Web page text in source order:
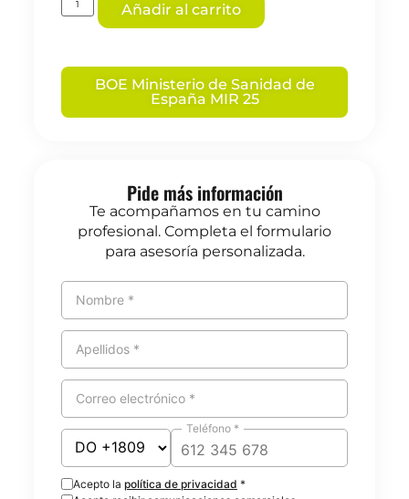
Añadir al carrito
BOE Ministerio de Sanidad de
España MIR 25
Pide más información
Te acompañamos en tu camino
profesional. Completa el formulario
para asesoría personalizada.
Nombre *
Apellidos *
Correo electrónico *
Teléfono *
Acepto la política de privacidad *